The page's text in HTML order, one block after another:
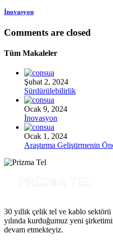
İnovasyon
Comments are closed
Tüm Makaleler
Şubat 2, 2024
Sürdürülebilirlik
Ocak 9, 2024
İnovasyon
Ocak 1, 2024
Araştırma Geliştirmenin
30 yıllık çelik tel ve kablo
yılında kurduğumuz yeni
devam etmekteyiz.